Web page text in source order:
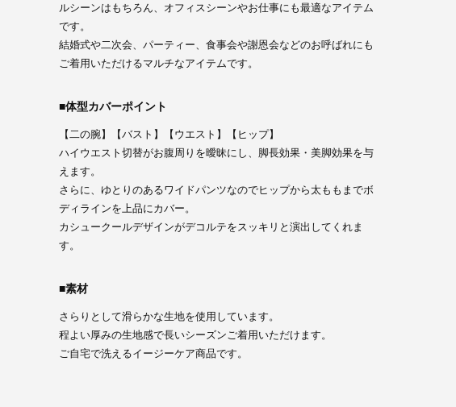
ルシーンはもちろん、オフィスシーンやお仕事にも最適なアイテム
です。
結婚式や二次会、パーティー、食事会や謝恩会などのお呼ばれにも
ご着用いただけるマルチなアイテムです。
体型カバーポイント
【二の腕】【バスト】【ウエスト】【ヒップ】
ハイウエスト切替がお腹周りを曖昧にし、脚長効果・美脚効果を与
えます。
さらに、ゆとりのあるワイドパンツなのでヒップから太ももまでボ
ディラインを上品にカバー。
カシュークールデザインがデコルテをスッキリと演出してくれま
す。
素材
さらりとして滑らかな生地を使用しています。
程よい厚みの生地感で長いシーズンご着用いただけます。
ご自宅で洗えるイージーケア商品です。